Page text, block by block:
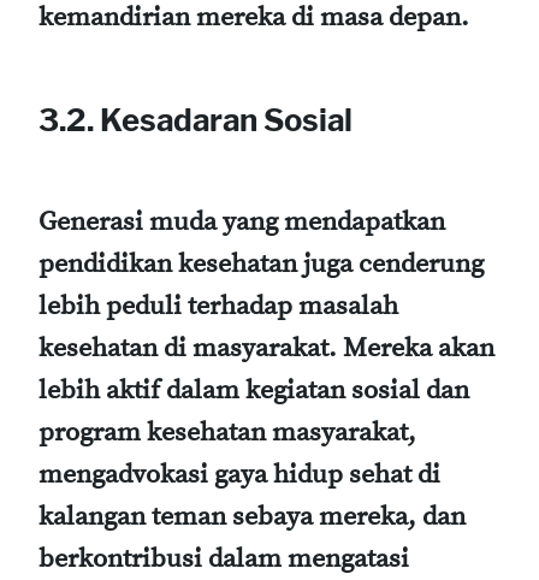
kemandirian mereka di masa depan.
3.2. Kesadaran Sosial
Generasi muda yang mendapatkan
pendidikan kesehatan juga cenderung
lebih peduli terhadap masalah
kesehatan di masyarakat. Mereka akan
lebih aktif dalam kegiatan sosial dan
program kesehatan masyarakat,
mengadvokasi gaya hidup sehat di
kalangan teman sebaya mereka, dan
berkontribusi dalam mengatasi